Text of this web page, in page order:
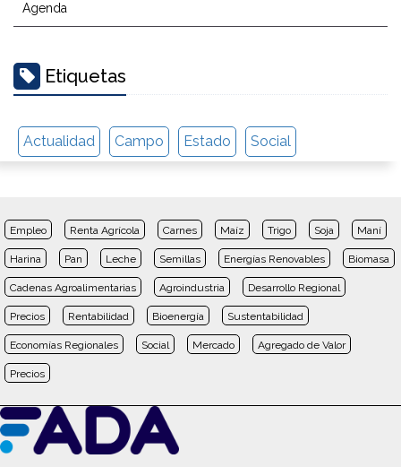
Agenda
Etiquetas
Actualidad Campo Estado Social
Empleo Renta Agrícola Carnes Maíz Trigo Soja Maní
Harina Pan Leche Semillas Energías Renovables Biomasa
Cadenas Agroalimentarias Agroindustria Desarrollo Regional
Precios Rentabilidad Bioenergía Sustentabilidad
Economías Regionales Social Mercado Agregado de Valor
Precios